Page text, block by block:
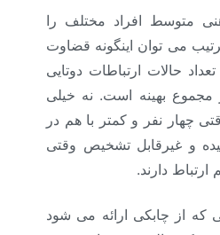
متوسط افراد مختلف را
می توان اینگونه قضاوت
حالات ارتباطات دوتایی
بهینه است. نه خیلی
چهار نفر و کمتر با هم در
و غیرقابل تشخیص وقتی
دارند.
که از چابکی ارائه می شود